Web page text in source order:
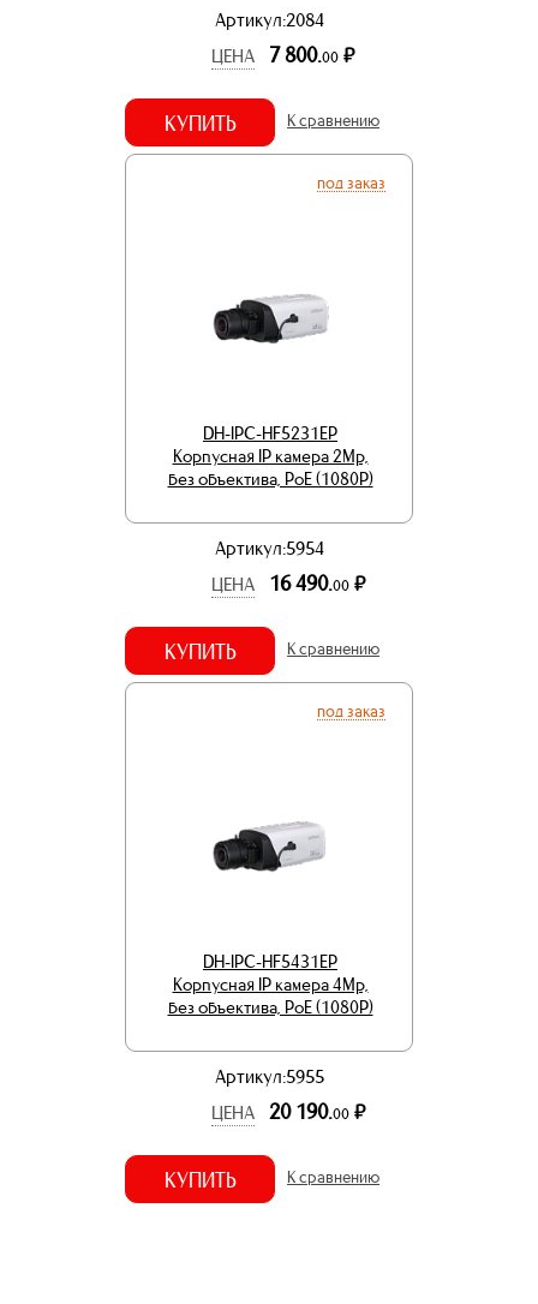
Артикул:2084
ЦЕНА
7 800.00 р.
КУПИТЬ К сравнению
под заказ
DH-IPC-HF5231EP
Корпусная IP камера 2Mp,
без объектива, PoE (1080Р)
Артикул:5954
ЦЕНА
16 490.00 р.
КУПИТЬ К сравнению
под заказ
DH-IPC-HF5431EP
Корпусная IP камера 4Mp,
без объектива, PoE (1080Р)
Артикул:5955
ЦЕНА
20 190.00 р.
КУПИТЬ К сравнению